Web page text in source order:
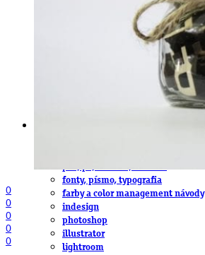
software, mobilné aplikácie
fonty, písmo, typografia
farby a color management návody
indesign
photoshop
illustrator
lightroom
0
0
0
0
0